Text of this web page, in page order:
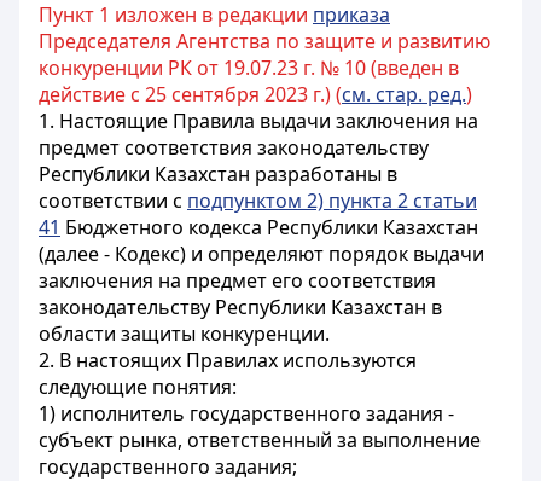
Пункт 1 изложен в редакции приказа
Председателя Агентства по защите и развитию
конкуренции РК от 19.07.23 г. № 10 (введен в
действие с 25 сентября 2023 г.) (см. стар. ред.)
1. Настоящие Правила выдачи заключения на
предмет соответствия законодательству
Республики Казахстан разработаны в
соответствии с подпунктом 2) пункта 2 статьи
41 Бюджетного кодекса Республики Казахстан
(далее - Кодекс) и определяют порядок выдачи
заключения на предмет его соответствия
законодательству Республики Казахстан в
области защиты конкуренции.
2. В настоящих Правилах используются
следующие понятия:
1) исполнитель государственного задания -
субъект рынка, ответственный за выполнение
государственного задания;